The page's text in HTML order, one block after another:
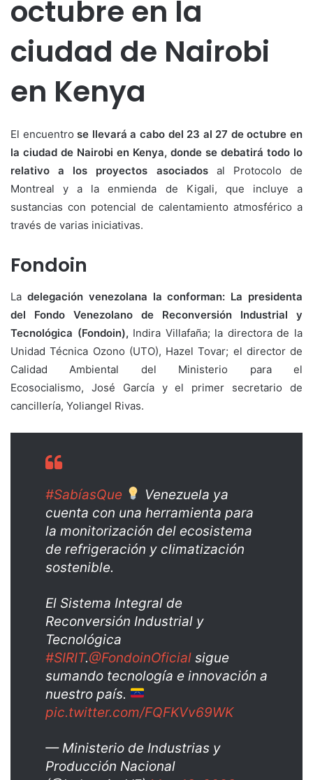
octubre en la
ciudad de Nairobi
en Kenya
El encuentrose llevará a cabo del 23 al 27 de octubre en
la ciudad de Nairobi en Kenya, donde se debatirá todo lo
relativo a los proyectos asociadosal Protocolo de
Montreal y a la enmienda de Kigali, que incluye a
sustancias con potencial de calentamiento atmosférico a
través de varias iniciativas.
Fondoin
La delegación venezolana la conforman: La presidenta
del Fondo Venezolano de Reconversión Industrial y
Tecnológica (Fondoin), Indira Villafaña; la directora de la
Unidad Técnica Ozono (UTO), Hazel Tovar; el director de
Calidad Ambiental del Ministerio para el
Ecosocialismo, José García y el primer secretario de
cancillería, Yoliangel Rivas.
#SabíasQue
Venezuela ya
cuenta con una herramienta para
la monitorización del ecosistema
de refrigeración y climatización
sostenible.
El Sistema Integral de
Reconversión Industrial y
Tecnológica
#SIRIT.@FondoinOficial sigue
sumando tecnología e innovación a
nuestro país.
pic.twitter.com/FQFKVv69WK
— Ministerio de Industrias y
Producción Nacional